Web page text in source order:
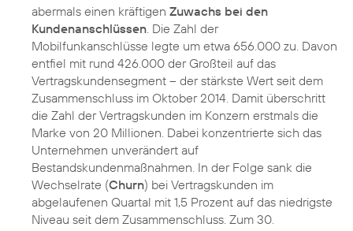
abermals einen kräftigen Zuwachs bei den
Kundenanschlüssen . Die Zahl der
Mobilfunkanschlüsse legte um etwa 656.000 zu. Davon
entfiel mit rund 426.000 der Großteil auf das
Vertragskundensegment – der stärkste Wert seit dem
Zusammenschluss im Oktober 2014. Damit überschritt
die Zahl der Vertragskunden im Konzern erstmals die
Marke von 20 Millionen. Dabei konzentrierte sich das
Unternehmen unverändert auf
Bestandskundenmaßnahmen. In der Folge sank die
Wechselrate (Churn) bei Vertragskunden im
abgelaufenen Quartal mit 1,5 Prozent auf das niedrigste
Niveau seit dem Zusammenschluss. Zum 30.